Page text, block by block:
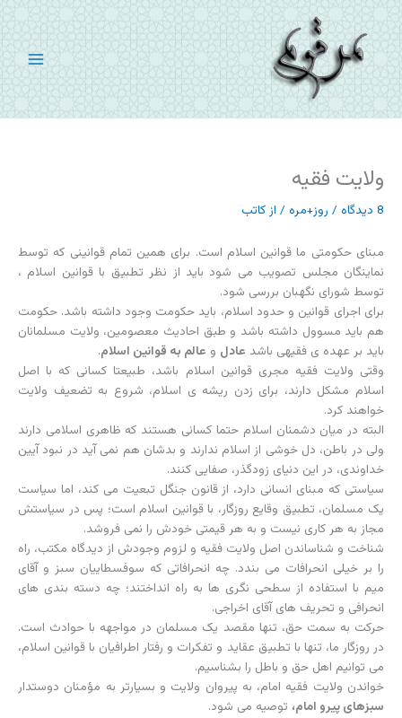
پرش
به
محتوا
ولایت فقیه
8 دیدگاه / روز+مره / از کاتب
مبنای حکومتی ما قوانین اسلام است. برای همین تمام قوانینی که توسط
نماینگان مجلس تصویب می شود باید از نظر تطبیق با قوانین اسلام ،
توسط شورای نگهبان بررسی شود.
برای اجرای قوانین و حدود اسلام، باید حکومت وجود داشته باشد. حکومت
هم باید مسوول داشته باشد و طبق احادیث معصومین، ولایت مسلمانان
باید بر عهده ی فقیهی باشد عادل و عالم به قوانین اسلام.
وقتی ولایت فقیه مجری قوانین اسلام باشد، طبیعتا کسانی که با اصل
اسلام مشکل دارند، برای زدن ریشه ی اسلام، شروع به تضعیف ولایت
خواهند کرد.
البته در میان دشمنان اسلام حتما کسانی هستند که ظاهری اسلامی دارند
ولی در باطن، دل خوشی از اسلام ندارند و بدشان هم نمی آید در نبود آیین
خداوندی، در این دنیای زودگذر، صفایی کنند.
سیاستی که مبنای انسانی دارد، از قانون جنگل تبعیت می کند، اما سیاست
یک مسلمان، تطبیق وقایع روزگار، با قوانین اسلام است؛ پس در سیاستش
مجاز به هر کاری نیست و به هر قیمتی خودش را نمی فروشد.
شناخت و شناساندن اصل ولایت فقیه و لزوم وجودش از دیدگاه مکتب، راه
را بر خیلی انحرافات می بندد. چه انحرافاتی که سوفسطاییان سبز و آقای
میم با استفاده از سطحی نگری ها به راه انداختند؛ چه دسته بندی های
انحرافی و تحریف های آقای اخراجی.
حرکت به سمت حق، تنها مقصد یک مسلمان در مواجهه با حوادث است.
در روزگار ما، تنها با تطبیق عقاید و تفکرات و رفتار اطرافیان با قوانین اسلام،
می توانیم اهل حق و باطل را بشناسیم.
خواندن ولایت فقیه امام، به پیروان ولایت و بسیارتر به مؤمنان دوستدار
سبزهای پیرو امام، توصیه می شود.